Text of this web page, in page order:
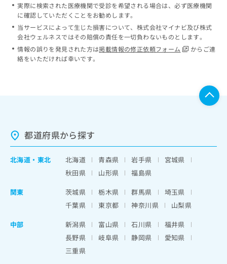
実際に検索された医療機関で受診を希望される場合は、必ず医療機関
に確認していただくことをお勧めします。
当サービスによって生じた損害について、株式会社マイナビ及び株式
会社ウェルネスではその賠償の責任を一切負わないものとします。
情報の誤りを発見された方は掲載情報の修正依頼フォーム
からご連
絡をいただければ幸いです。
都道府県から探す
北海道 ・ 東北 北海道 青森県 岩手県
宮城県
秋田県
山形県
福島県
関東
茨城県 栃木県 群馬県
埼玉県
千葉県
東京都 神奈川県
山梨県
中部
新潟県 富山県 石川県
福井県
長野県
岐阜県 静岡県
愛知県
三重県